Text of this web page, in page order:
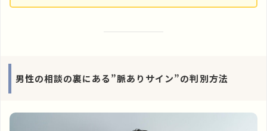
男性の相談の裏にある”脈ありサイン”の判別方法